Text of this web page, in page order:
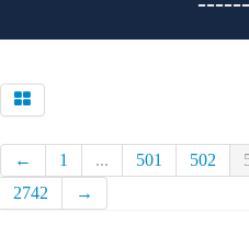
← 1 ... 501 502
2742
→